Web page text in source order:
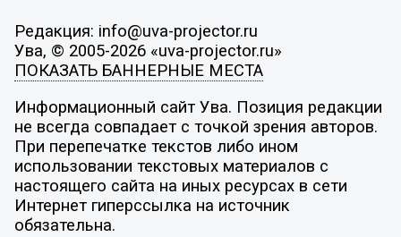
Редакция: info@uva-projector.ru
Ува, © 2005-2026 «uva-projector.ru»
ПОКАЗАТЬ БАННЕРНЫЕ МЕСТА
Информационный сайт Ува. Позиция редакции
не всегда совпадает с точкой зрения авторов.
При перепечатке текстов либо ином
использовании текстовых материалов с
настоящего сайта на иных ресурсах в сети
Интернет гиперссылка на источник
обязательна.